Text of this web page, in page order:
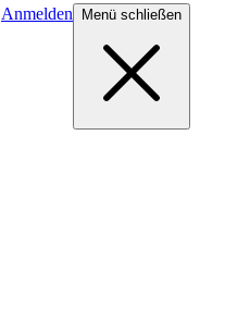
Anmelden Menü schließen